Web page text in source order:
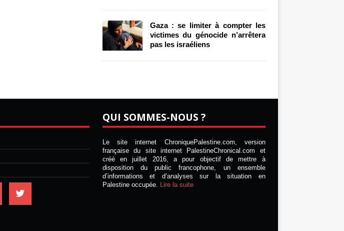
Gaza : se limiter à compter les
victimes du génocide n’arrêtera
pas les israéliens
QUI SOMMES-NOUS ?
Le site internet ChroniquePalestine.com, version
française du site internet PalestineChronical.com et
créé en juillet 2016, a pour objectif de mettre à
disposition du public francophone, un ensemble
d’informations et d’analyses sur la situation en
Palestine occupée. Lire la suite